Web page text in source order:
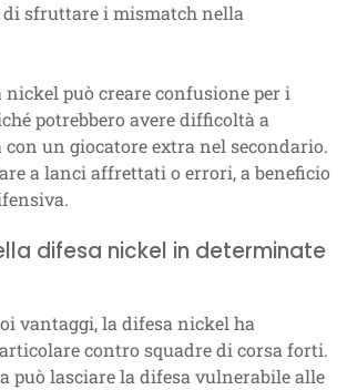
sfruttare i mismatch nella
può creare confusione per i
potrebbero avere difficoltà a
con un giocatore extra nel secondario.
a lanci affrettati o errori, a beneficio
difesa nickel in determinate
vantaggi, la difesa nickel ha
contro squadre di corsa forti.
può lasciare la difesa vulnerabile alle